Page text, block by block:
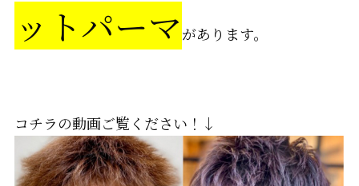
ットパーマがあります。
コチラの動画ご覧ください！↓
画